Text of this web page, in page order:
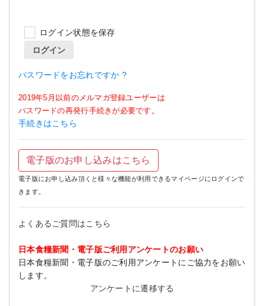
ログイン状態を保存
ログイン
パスワードをお忘れですか ?
2019年5月以前のメルマガ登録ユーザーは
パスワードの再発行手続きが必要です。
手続きはこちら
電子版のお申し込みはこちら
電子版にお申し込み頂くと様々な機能が利用できるマイページにログインで
きます。
よくあるご質問はこちら
日本食糧新聞・電子版ご利用アンケートのお願い
日本食糧新聞・電子版のご利用アンケートにご協力をお願い
します。
アンケートに遷移する